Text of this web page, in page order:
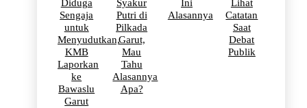
Diduga
Sengaja
untuk
Menyudutkan,
KMB
Laporkan
ke
Bawaslu
Garut
Syakur
Putri di
Pilkada
Garut,
Mau
Tahu
Alasannya
Apa?
Ini
Alasannya
Lihat
Catatan
Saat
Debat
Publik